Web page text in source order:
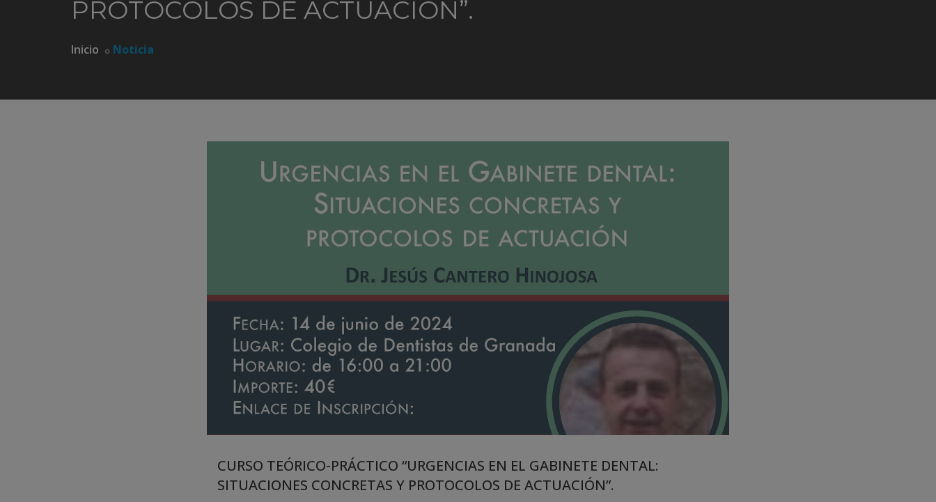
PROTOCOLOS DE ACTUACIÓN”.
Inicio Noticia
CURSO TEÓRICO-PRÁCTICO “URGENCIAS EN EL GABINETE DENTAL:
SITUACIONES CONCRETAS Y PROTOCOLOS DE ACTUACIÓN”.